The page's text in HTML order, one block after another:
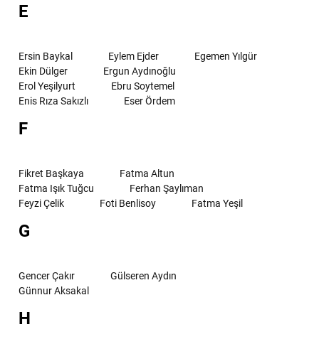
E
Ersin Baykal Eylem Ejder
Egemen Yılgür
Ekin Dülger
Ergun Aydınoğlu
Erol Yeşilyurt
Ebru Soytemel
Enis Rıza Sakızlı
Eser Ördem
F
Fikret Başkaya
Fatma Altun
Fatma Işık Tuğcu
Ferhan Şaylıman
Feyzi Çelik
Foti Benlisoy Fatma Yeşil
G
Gencer Çakır
Gülseren Aydın
Günnur Aksakal
H